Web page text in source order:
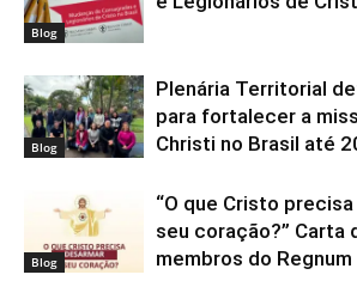
Blog
Blog
Plenária Territorial
para fortalecer a
Christi no Brasil até
Blog
“O que Cristo
seu coração?” Carta
membros do